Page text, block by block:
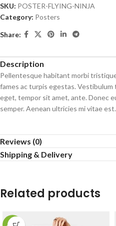
SKU: POSTER-FLYING-NINJA
Category: Posters
Share:
Description
Pellentesque habitant morbi
fames ac turpis egestas.
eget, tempor sit amet, ante. Donec
semper. Aenean ultricies mi vitae
Reviews (0)
Shipping & Delivery
Related products